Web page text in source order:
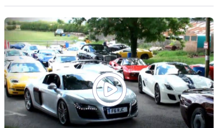
surestimée mais comme quelques journalistes anglais, il a
surtout l'opportunité d'essayer tout un tas d'autos de rêve
qu'il sait manier. Mais mettre une Lamborghini Countach en
drift, est-ce bien raisonnable ?